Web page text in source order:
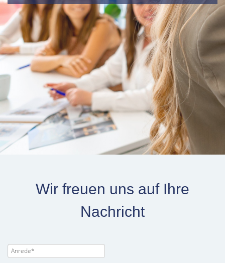
Wir freuen uns auf Ihre
Nachricht